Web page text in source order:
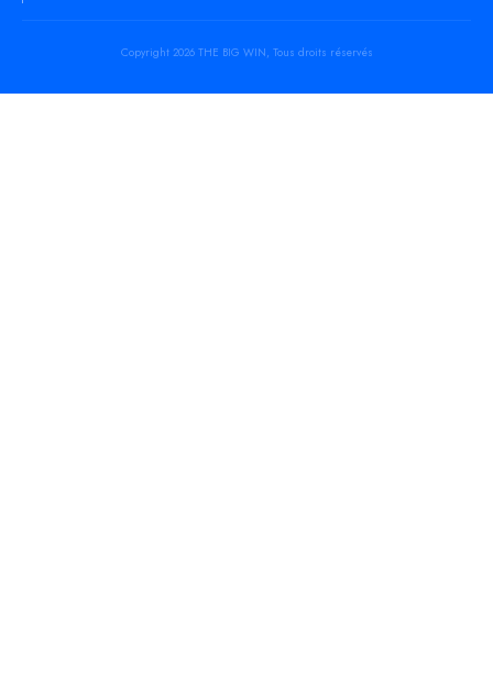
Copyright 2026 THE BIG WIN, Tous droits réservés